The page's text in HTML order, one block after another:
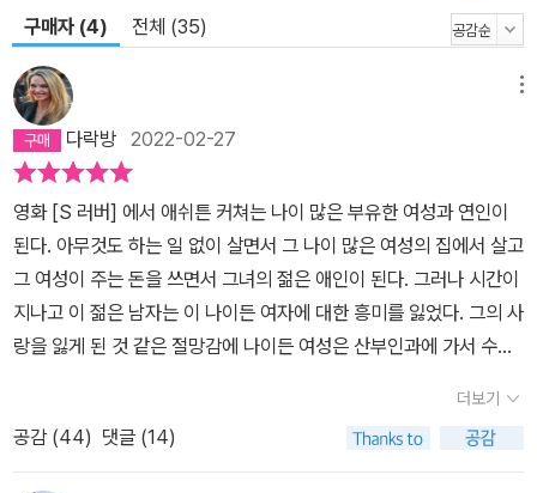
다는 이런 아이러니한 상황은 현재 노동시장 전체로 퍼졌다. 일하는
여성은 남성과 외모를 다르게 적용하는 이중잣대에 시달리고 있다.
여성의 몸과 마음을 지배하는 새로운 종교의 탄생 ‘아름다움의 의
식’이라는 새로운 종교의 구조는 명확하다. 두려움과 죄책감을 불러
일으켜 아름다움에 집착하도록, 여성을 병적인 상태로 만들어 미용
산업 분야의 최대 소비자가 되게 하는 것이다. 그들은 기독교 전통의
이야기를 교묘하게 차용하여 아름다움과 결부시켰다. 아름다운 것이
천국이고 은총이라면, 잡티나 지방세포는 황폐해진 영혼이고, 못생긴
것은 지옥이다. 그들은 <창세기>에 등장하는, 신이 남자를 만들고 그
갈빗대를 뽑아 여성을 만들었다는 이야기를 통해 여성이 자기 몸이
이류라는 느낌을 받게 한다. 그래서 완벽하지 않은 몸을 완벽하게 만
태어난 것’으로 새롭게 정의한다. 그렇기 때문에 기독교를 믿으면 죽
구매자 (4) 전체 (35)
다락방 2022-02-27
영화 [S 러버] 에서 애쉬튼 커쳐는 나이 많은 부유한 여성과 연인이
된다. 아무것도 하는 일 없이 살면서 그 나이 많은 여성의 집에서 살고
그 여성이 주는 돈을 쓰면서 그녀의 젊은 애인이 된다. 그러나 시간이
지나고 이 젊은 남자는 이 나이든 여자에 대한 흥미를 잃었다. 그의 사
랑을 잃게 된 것 같은 절망감에 나이든 여성은 산부인과에 가서 수술
를 수술한 것이다. 수술을 하고 얼마간 그녀는 제대로 움직이지도 못
한다. 이에 애쉬튼 커쳐는 당황하지만 그렇다고 '그녀가 나를 위해 성
기 수술까지 감행했으니 평생 그녀에게 사랑을 맹세하겠어'라고 하지
더보기
공감 (44) 댓글 (14)